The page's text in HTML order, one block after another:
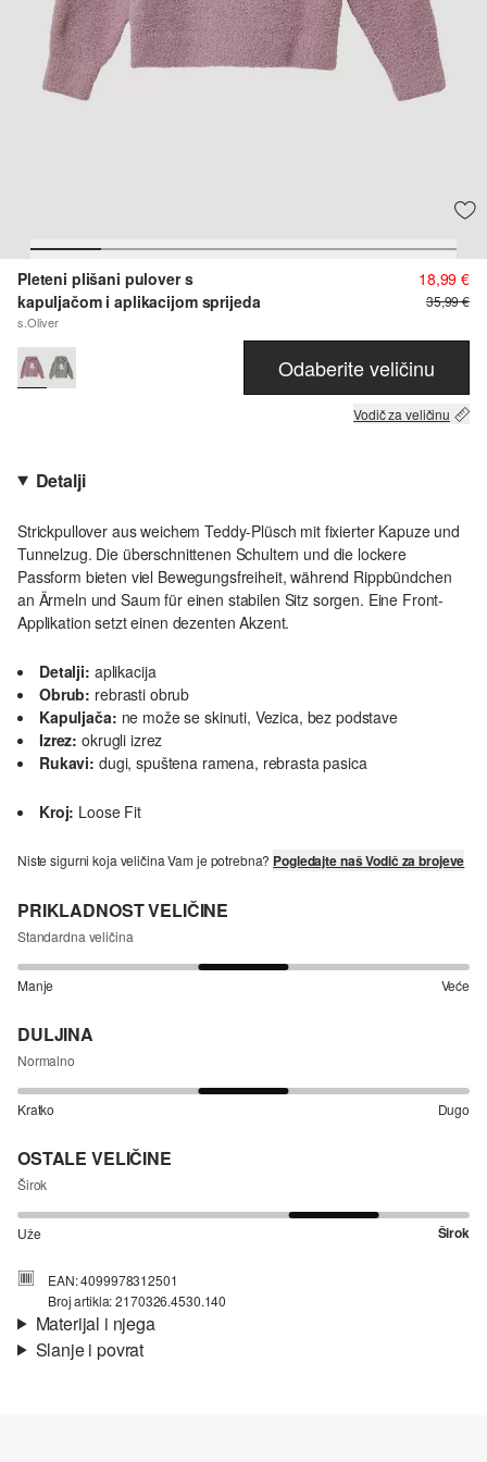
Pleteni plišani pulover s
kapuljačom i aplikacijom sprijeda
s.Oliver
18,99 €
35,99 €
Odaberite veličinu
Vodič za veličinu
Detalji
Strickpullover aus weichem Teddy-Plüsch mit fixierter Kapuze und
Tunnelzug. Die überschnittenen Schultern und die lockere
Passform bieten viel Bewegungsfreiheit, während Rippbündchen
an Ärmeln und Saum für einen stabilen Sitz sorgen. Eine Front-
Applikation setzt einen dezenten Akzent.
Detalji: aplikacija
Obrub: rebrasti obrub
Kapuljača: ne može se skinuti, Vezica, bez podstave
Izrez: okrugli izrez
Rukavi: dugi, spuštena ramena, rebrasta pasica
Kroj: Loose Fit
Niste sigurni koja veličina Vam je potrebna? Pogledajte naš Vodič za brojeve
PRIKLADNOST VELIČINE
Standardna veličina
Manje Veće
DULJINA
Normalno
Kratko Dugo
OSTALE VELIČINE
Širok
Uže Širok
EAN: 4099978312501
Broj artikla: 2170326.4530.140
Materijal i njega
Slanje i povrat